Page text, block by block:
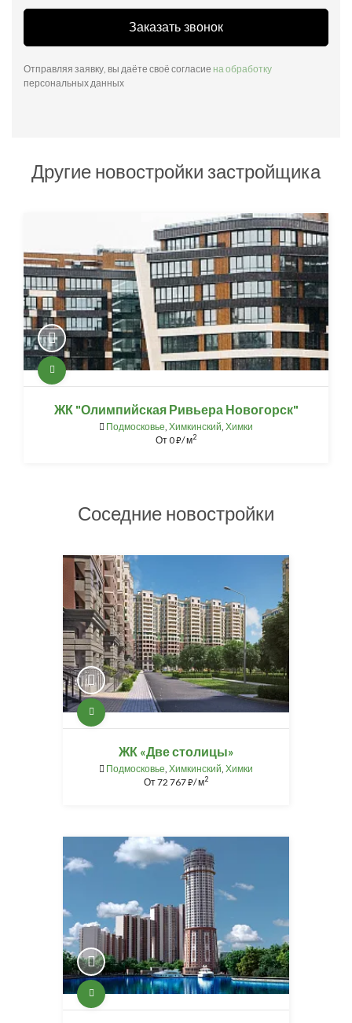
Заказать звонок
Отправляя заявку, вы даёте своё согласие на обработку
персональных данных
Другие новостройки застройщика
ЖК "Олимпийская Ривьера Новогорск"
Подмосковье Химкинский Химки
От0⃏/ м2
Соседние новостройки
ЖК «Две столицы»
Подмосковье Химкинский Химки
От72 767⃏/ м2